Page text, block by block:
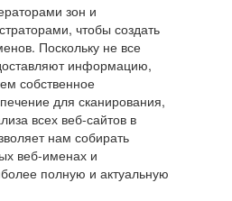
зон и
чтобы создать
Поскольку не все
информацию,
собственное
для сканирования,
всех веб-сайтов в
нам собирать
веб-именах и
полную и актуальную